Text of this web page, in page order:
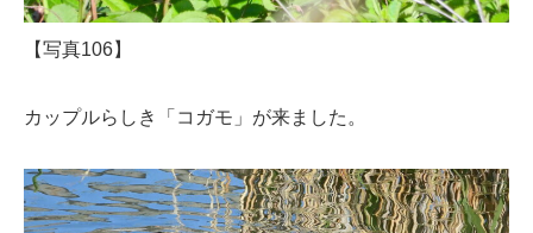
【写真106】
カップルらしき「コガモ」が来ました。